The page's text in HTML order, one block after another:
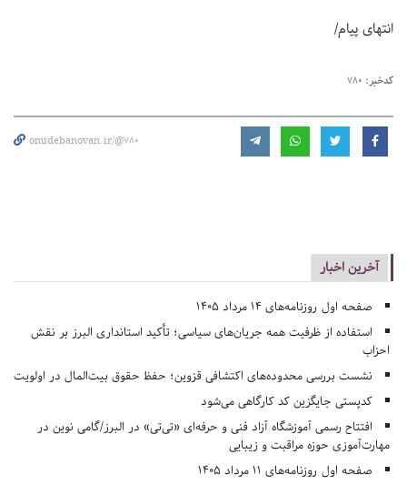
انتهای پیام/
کدخبر: 780
omidebanovan.ir/@780
آخرین اخبار
صفحه اول روزنامه‌های 14 مرداد 1405
استفاده از ظرفیت همه جریان‌های سیاسی؛ تأکید استانداری البرز بر نقش
احزاب
نشست بررسی محدوده‌های اکتشافی قزوین؛ حفظ حقوق بیت‌المال در اولویت
کدپستی جایگزین کد کارگاهی می‌شود
افتتاح رسمی آموزشگاه آزاد فنی و حرفه‌ای «تی‌تی» در البرز/گامی نوین در
مهارت‌آموزی حوزه مراقبت و زیبایی
صفحه اول روزنامه‌های 11 مرداد 1405